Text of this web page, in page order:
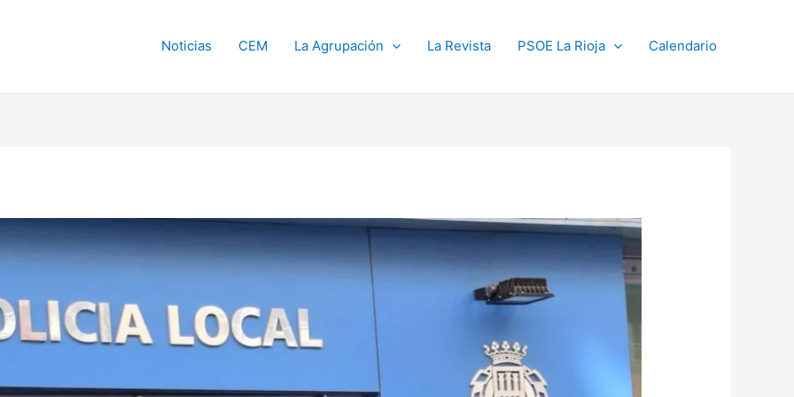
Noticias CEM La Agrupación La Revista PSOE La Rioja Calendario